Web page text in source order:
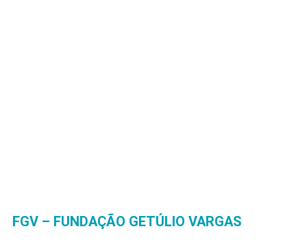
FGV – FUNDAÇÃO GETÚLIO VARGAS